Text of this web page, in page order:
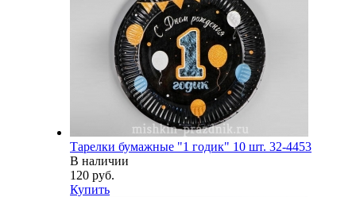
Тарелки бумажные "1 годик" 10 шт. 32-4453
В наличии
120 руб.
Купить